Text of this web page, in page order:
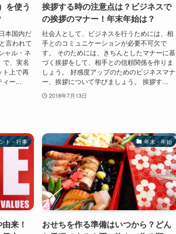
を使う
本国内だ
言われて
ャル・ネ
で、実名
ト上で再
ィー...
挨拶する時の注意点は？ビジネスで
の挨拶のマナー！年末年始は？
社会人として、ビジネスを行うためには、相
手とのコミュニケーションが必要不可欠で
す。 そのためには、きちんとしたマナーに基
づく挨拶をして、相手との信頼関係を作りま
しょう。 好感度アップのためのビジネスマナ
ー、挨拶について学びましょう。 挨拶す...
2018年7月13日
ト・行事
来！
年末・年始
おせちを作る準備はいつから？どん